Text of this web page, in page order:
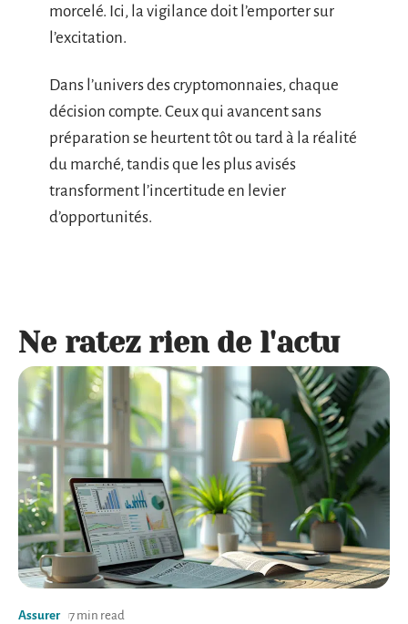
morcelé. Ici, la vigilance doit l’emporter sur
l’excitation.
Dans l’univers des cryptomonnaies, chaque
décision compte. Ceux qui avancent sans
préparation se heurtent tôt ou tard à la réalité
du marché, tandis que les plus avisés
transforment l’incertitude en levier
d’opportunités.
Ne ratez rien de l'actu
Assurer 7 min read